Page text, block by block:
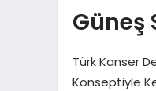
Güneş
Türk Kanser
Konseptiyle